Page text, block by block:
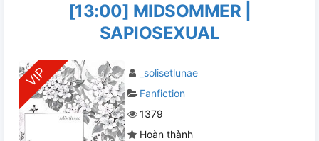
[13:00] MIDSOMMER |
SAPIOSEXUAL
_solisetlunae
Fanfiction
1379
Hoàn thành